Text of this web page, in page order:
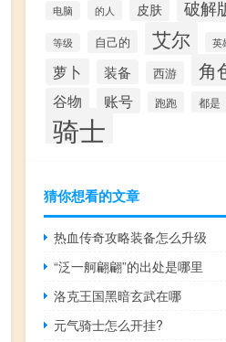
电脑 的人 皮肤 破解
等级 自己的 艾尔 英
萝卜 装备 西游 角
谷物 账号 跑跑 都是
骑士
猜你想看的文章
热血传奇攻略装备怎么升级
“泛一舸翩翩”的出处是哪里
洛克王国黑暗玄武在哪
元气骑士怎么开挂?